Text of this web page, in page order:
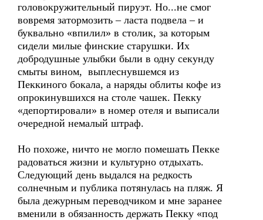
головокружительный пируэт. Но...не смог
вовремя затормозить – ласта подвела – и
буквально «впилил» в столик, за которым
сидели милые финские старушки. Их
добродушные улыбки были в одну секунду
смыты вином, выплеснувшемся из
Пеккиного бокала, а наряды облиты кофе из
опрокинувшихся на столе чашек. Пекку
«депортировали» в номер отеля и выписали
очередной немалый штраф.
Но похоже, ничто не могло помешать Пекке
радоваться жизни и культурно отдыхать.
Следующий день выдался на редкость
солнечным и публика потянулась на пляж. Я
была дежурным переводчиком и мне заранее
вменили в обязанность держать Пекку «под